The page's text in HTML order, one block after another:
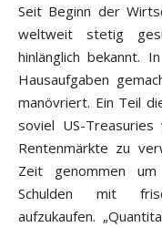
Seit Beginn der
weltweit stetig
hinlänglich bekannt.
Hausaufgaben
manövriert. Ein Teil
soviel US-
Rentenmärkte zu
Zeit genommen
Schulden mit
aufzukaufen.